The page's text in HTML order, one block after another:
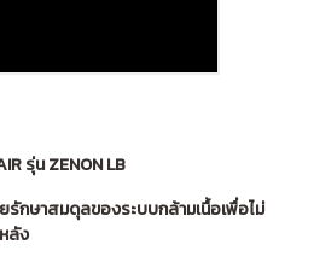
รุ่น ZENON LB
กษาสมดุลของระบบกล้ามเนื้อเพื่อไม่
ลัง